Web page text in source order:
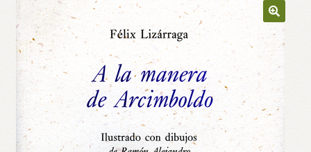
Festival One Minute Film international de Champcella
Mon compte
Panier
Validation de la commande